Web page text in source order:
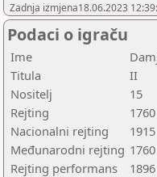
Zadnja izmjena18.06.2023
Podaci o igraču
Ime
Titula
II
Nositelj
15
Rejting
1760
Nacionalni rejting
1915
Međunarodni rejting 1760
Rejting performans
1896